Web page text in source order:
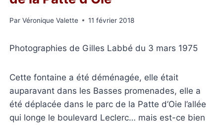
Par Véronique Valette 11 février 2018
Photographies de Gilles Labbé du 3 mars 1975
Cette fontaine a été déménagée, elle était
auparavant dans les Basses promenades, elle a
été déplacée dans le parc de la Patte d’Oie l’allée
qui longe le boulevard Leclerc… mais est-ce bien